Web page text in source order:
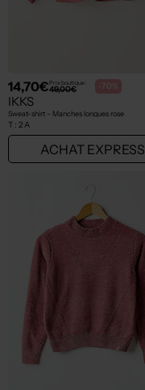
14,70€Prix boutique :
49,00€ -70%
IKKS
Sweat-shirt - Manches longues rose
T : 2 A
ACHAT EXPRESS